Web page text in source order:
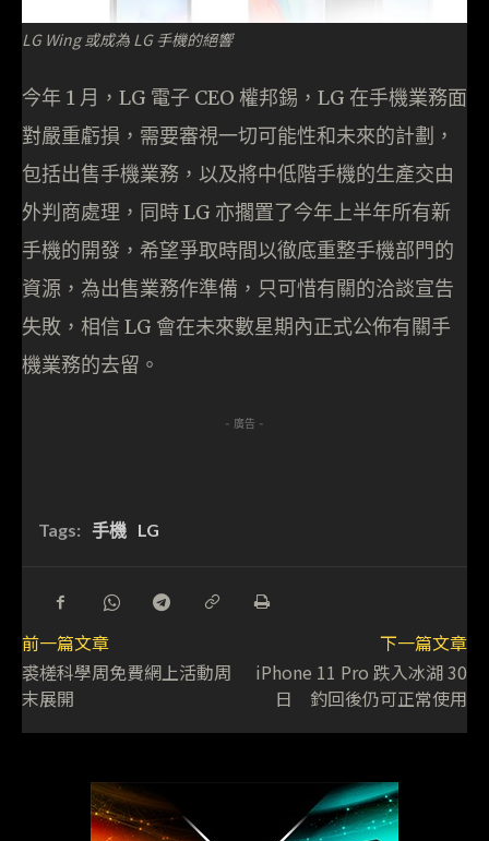
LG Wing 或成為 LG 手機的絕響
今年 1 月，LG 電子 CEO 權邦錫，LG 在手機業務面
對嚴重虧損，需要審視一切可能性和未來的計劃，
包括出售手機業務，以及將中低階手機的生產交由
外判商處理，同時 LG 亦擱置了今年上半年所有新
手機的開發，希望爭取時間以徹底重整手機部門的
資源，為出售業務作準備，只可惜有關的洽談宣告
失敗，相信 LG 會在未來數星期內正式公佈有關手
機業務的去留。
- 廣告 -
Tags: 手機 LG
前一篇文章
裘槎科學周免費網上活動周
末展開
下一篇文章
iPhone 11 Pro 跌入冰湖 30
日 釣回後仍可正常使用